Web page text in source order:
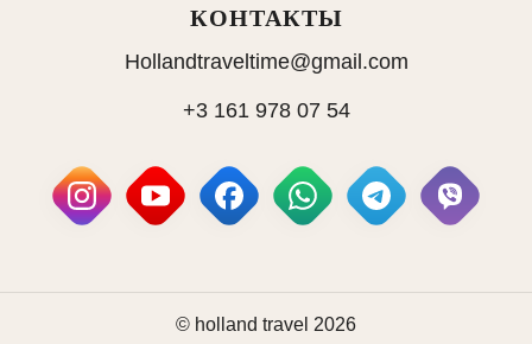
КОНТАКТЫ
Hollandtraveltime@gmail.com
+3 161 978 07 54
© holland travel 2026